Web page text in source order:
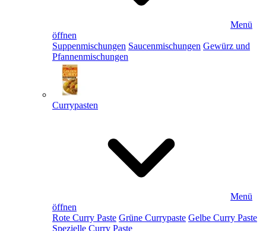
Menü
öffnen
Suppenmischungen Saucenmischungen Gewürz und
Pfannenmischungen
Currypasten
Menü
öffnen
Rote Curry Paste Grüne Currypaste Gelbe Curry Paste
Spezielle Curry Paste